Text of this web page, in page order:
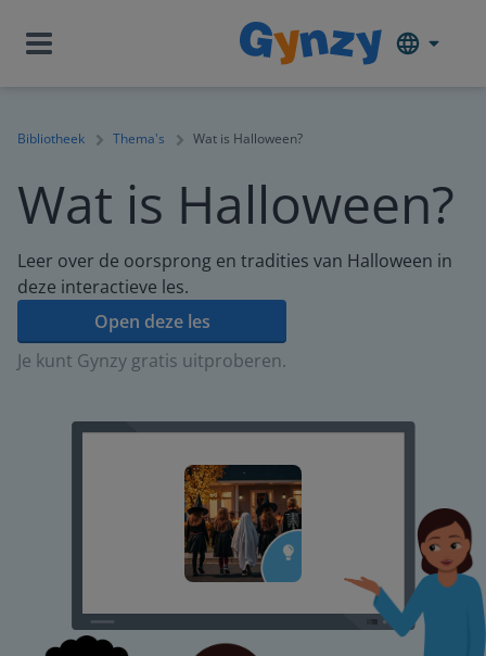
Bibliotheek Thema's Wat is Halloween?
Wat is Halloween?
Leer over de oorsprong en tradities van Halloween in
deze interactieve les.
Open deze les
Je kunt Gynzy gratis uitproberen.